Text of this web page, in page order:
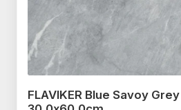
CERSANIT Naris
CERSANIT Floral Landscape
termékcsalád
CERSANIT Special Marble
FLAVIKER Blue Savoy